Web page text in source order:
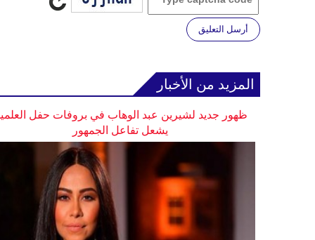
أرسل التعليق
المزيد من الأخبار
ظهور جديد لشيرين عبد الوهاب في بروفات حفل
يشعل تفاعل الجمهور